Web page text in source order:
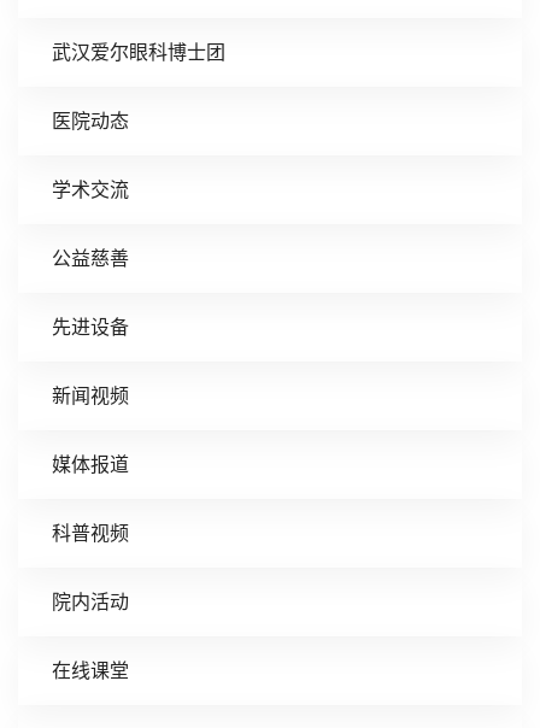
武汉爱尔眼科博士团
医院动态
学术交流
公益慈善
先进设备
新闻视频
媒体报道
科普视频
院内活动
在线课堂